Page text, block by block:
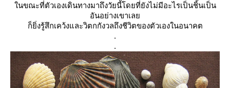
นขณะที่ตัวเองเดินทางมาถึงวัยนี้โดยที่ยังไม่มีอะไรเป็นชิ้นเป็น
อันอย่างเขาเล
ก็ยิ่งรู้สึกเคว้งและวิตกกังวลถึงชีวิตของตัวเองในอนาคต
.
.